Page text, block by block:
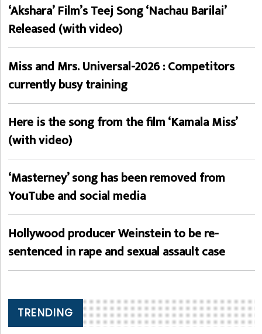
‘Akshara’ Film’s Teej Song ‘Nachau Barilai’
Released (with video)
Miss and Mrs. Universal-2026 : Competitors
currently busy training
Here is the song from the film ‘Kamala Miss’
(with video)
‘Masterney’ song has been removed from
YouTube and social media
Hollywood producer Weinstein to be re-
sentenced in rape and sexual assault case
TRENDING